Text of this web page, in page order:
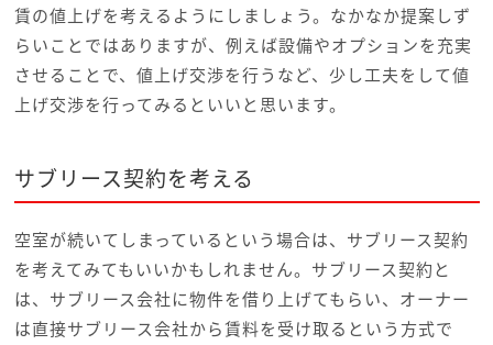
賃の値上げを考えるようにしましょう。なかなか提案しず
らいことではありますが、例えば設備やオプションを充実
させることで、値上げ交渉を行うなど、少し工夫をして値
上げ交渉を行ってみるといいと思います。
サブリース契約を考える
空室が続いてしまっているという場合は、サブリース契約
を考えてみてもいいかもしれません。サブリース契約と
は、サブリース会社に物件を借り上げてもらい、オーナー
は直接サブリース会社から賃料を受け取るという方式で